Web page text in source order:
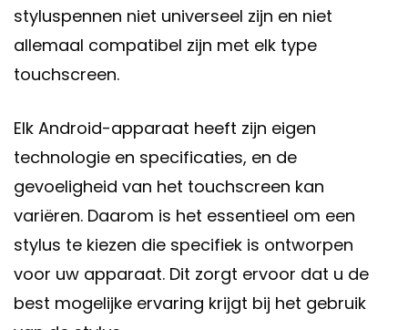
styluspennen niet universeel zijn en niet
allemaal compatibel zijn met elk type
touchscreen.
Elk Android-apparaat heeft zijn eigen
technologie en specificaties, en de
gevoeligheid van het touchscreen kan
variëren. Daarom is het essentieel om een
stylus te kiezen die specifiek is ontworpen
voor uw apparaat. Dit zorgt ervoor dat u de
best mogelijke ervaring krijgt bij het gebruik